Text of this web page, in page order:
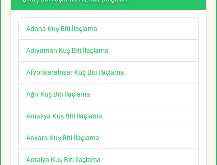
Adana Kuş Biti İlaçlama
Adıyaman Kuş Biti İlaçlama
Afyonkarahisar Kuş Biti İlaçlama
Ağrı Kuş Biti İlaçlama
Amasya Kuş Biti İlaçlama
Ankara Kuş Biti İlaçlama
Antalya Kuş Biti İlaçlama